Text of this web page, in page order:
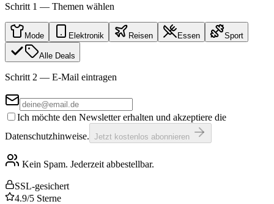
Schritt 1 — Themen wählen
Mode Elektronik Reisen Essen Sport
Alle Deals
Schritt 2 — E-Mail eintragen
Ich möchte den Newsletter erhalten und akzeptiere die
Datenschutzhinweise. Jetzt kostenlos abonnieren
Kein Spam. Jederzeit abbestellbar.
SSL-gesichert
4.9/5 Sterne